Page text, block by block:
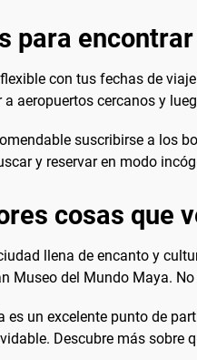
para
con tus fechas de
a aeropuertos cercanos y
suscribirse a los
y reservar en modo
cosas que
llena de encanto y
Museo del Mundo Maya.
es un excelente punto de
Descubre más sobre